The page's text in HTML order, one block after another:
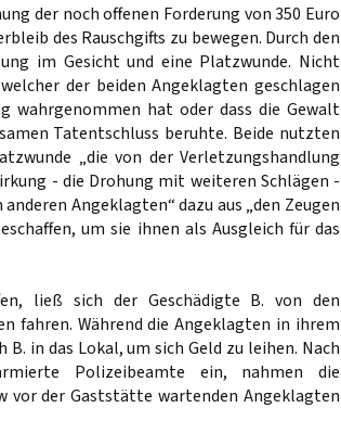
der noch offenen Forderung von 350 Euro
des Rauschgifts zu bewegen. Durch den
im Gesicht und eine Platzwunde. Nicht
der beiden Angeklagten geschlagen
wahrgenommen hat oder dass die Gewalt
Tatentschluss beruhte. Beide nutzten
„die von der Verletzungshandlung
- die Drohung mit weiteren Schlägen -
Angeklagten“ dazu aus „den Zeugen
um sie ihnen als Ausgleich für das
ließ sich der Geschädigte B. von den
fahren. Während die Angeklagten in ihrem
in das Lokal, um sich Geld zu leihen. Nach
Polizeibeamte ein, nahmen die
vor der Gaststätte wartenden Angeklagten